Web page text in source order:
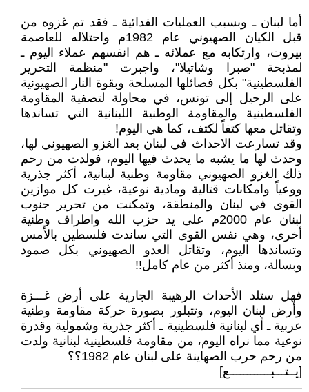
أما لبنان ـ وبسبب العمليات الفدائية ـ فقد تم غزوه من
قبل الكيان الصهيوني عام 1982م واحتلاله للعاصمة
بيروت، وارتكابه مع عملائه ـ هم انفسهم عملاء اليوم ـ
لمذبحة "صبرا وشاتيلا"، واجبرت "منظمة التحرير
الفلسطينية" بكل فصائلها المسلحة وبقوة النار الصهيونية
على الرحيل إلى تونس، في محاولة لتصفية المقاومة
الفلسطينية والمقاومة الوطنية اللبنانية التي تساندها
وتقاتل معها كتفاً لكتف، كما هي اليوم!
وقد تسارعت الاحداث في لبنان بعد الغزو الصهيوني لها،
وحدث لها ما يشبه ما يحدث فيها اليوم، فولدت من رحم
ذلك الغزو الصهيوني مقاومة وطنية لبنانية، أكثر جذرية
ووعياً وامكانات قتالية ومادية نوعية، غيرت كل موازين
القوى في لبنان والمنطقة، وتمكنت من تحرير جنوب
لبنان عام 2000م على يد حزب الله واطراف وطنية
أخرى، وهي نفس القوى التي ساندت فلسطين بالأمس
وتساندها اليوم، وتقاتل العدو الصهيوني بكل صمود
وبسالة، ومنذ أكثر من عام كامل!!
فهل ستلد الأحداث الرهيبة الجارية على أرض غـــزة
وأرض لبنان اليوم، وتتبلور بصورة حركة مقاومة وطنية
عربية ـ أي لبنانية فلسطينية ـ أكثر جذرية وشمولية وقدرة
نوعية مما نراه اليوم، من مقاومة فلسطينية لبنانية ولدت
من رحم حرب الصهاينة على لبنان عام 1982؟؟
[يــتـــبــــــــــــع]